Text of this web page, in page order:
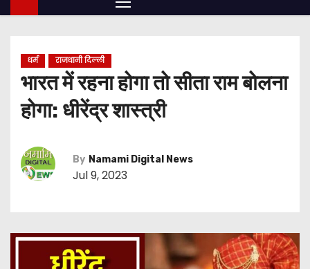
धर्म राजधानी दिल्ली
भारत में रहना होगा तो सीता राम बोलना
होगा: धीरेंद्र शास्त्री
By Namami Digital News
Jul 9, 2023